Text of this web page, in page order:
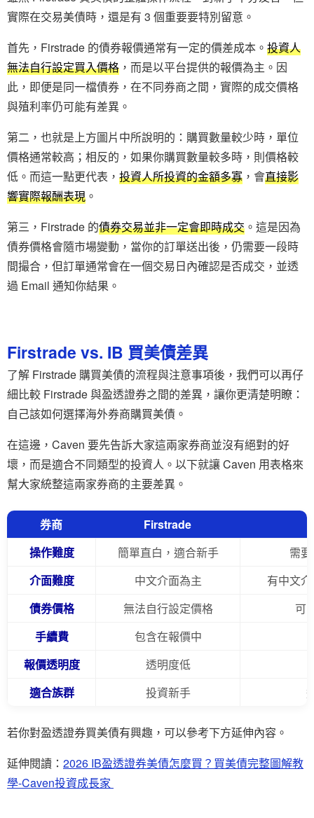
實際在交易美債時，還是有 3 個重要要特別留意。
首先，Firstrade 的債券報價通常有一定的價差成本。 投資人
無法自行設定買入價格 ，而是以平台提供的報價為主。因
此，即便是同一檔債券，在不同券商之間，實際的成交價格
與殖利率仍可能有差異。
第二，也就是上方圖片中所說明的：購買數量較少時，單位
價格通常較高；相反的，如果你購買數量較多時，則價格較
低。而這一點更代表， 投資人所投資的金額多寡 ，會直接影
響實際報酬表現 。
第三，Firstrade 的債券交易並非一定會即時成交 。這是因為
債券價格會隨市場變動，當你的訂單送出後，仍需要一段時
間撮合，但訂單通常會在一個交易日內確認是否成交，並透
過 Email 通知你結果。
Firstrade vs. IB 買美債差異
了解 Firstrade 購買美債的流程與注意事項後，我們可以再仔
細比較 Firstrade 與盈透證券之間的差異，讓你更清楚明瞭：
自己該如何選擇海外券商購買美債。
在這邊，Caven 要先告訴大家這兩家券商並沒有絕對的好
壞，而是適合不同類型的投資人。以下就讓 Caven 用表格來
幫大家統整這兩家券商的主要差異。
券商 Firstrade
操作難度
簡單直白，適合新手
需
介面難度
中文介面為主
有中文
債券價格
無法自行設定價格
可
手續費
包含在報價中
報價透明度
透明度低
適合族群
投資新手
若你對盈透證券買美債有興趣，可以參考下方延伸內容。
延伸閱讀： 2026 IB盈透證券美債怎麼買？買美債完整圖解教
學-Caven投資成長家